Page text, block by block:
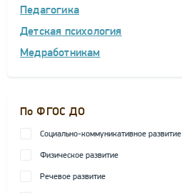
Педагогика
Детская психология
Медработникам
По ФГОС ДО
Социально-коммуникативное развитие
Физическое развитие
Речевое развитие